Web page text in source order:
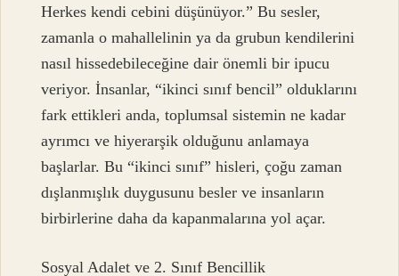
Herkes kendi cebini düşünüyor.” Bu sesler,
zamanla o mahallelinin ya da grubun kendilerini
nasıl hissedebileceğine dair önemli bir ipucu
veriyor. İnsanlar, “ikinci sınıf bencil” olduklarını
fark ettikleri anda, toplumsal sistemin ne kadar
ayrımcı ve hiyerarşik olduğunu anlamaya
başlarlar. Bu “ikinci sınıf” hisleri, çoğu zaman
dışlanmışlık duygusunu besler ve insanların
birbirlerine daha da kapanmalarına yol açar.
Sosyal Adalet ve 2. Sınıf Bencillik